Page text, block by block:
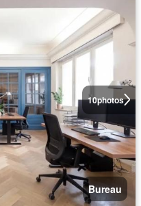
10photos
Bureau